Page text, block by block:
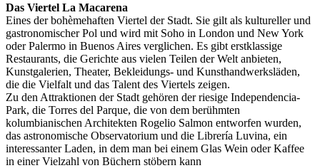
Das Viertel La Macarena
Eines der bohèmehaften Viertel der Stadt. Sie gilt als kultureller und
gastronomischer Pol und wird mit Soho in London und New York
oder Palermo in Buenos Aires verglichen. Es gibt erstklassige
Restaurants, die Gerichte aus vielen Teilen der Welt anbieten,
Kunstgalerien, Theater, Bekleidungs- und Kunsthandwerksläden,
die die Vielfalt und das Talent des Viertels zeigen.
Zu den Attraktionen der Stadt gehören der riesige Independencia-
Park, die Torres del Parque, die von dem berühmten
kolumbianischen Architekten Rogelio Salmon entworfen wurden,
das astronomische Observatorium und die Librería Luvina, ein
interessanter Laden, in dem man bei einem Glas Wein oder Kaffee
in einer Vielzahl von Büchern stöbern kann